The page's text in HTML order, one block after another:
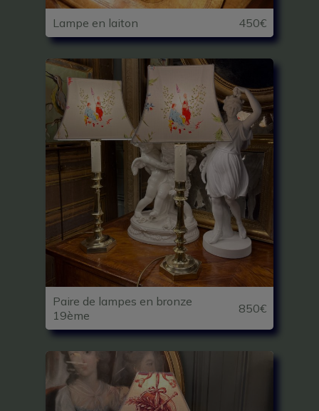
Lampe en laiton 450€
Paire de lampes en bronze
19ème
850€